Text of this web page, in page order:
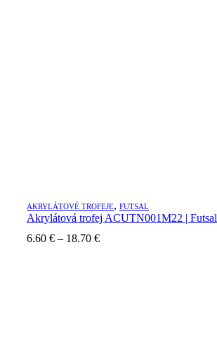
AKRYLÁTOVÉ TROFEJE, FUTSAL
Akrylátová trofej ACUTN001M22 | Futsal
6.60 € – 18.70 €